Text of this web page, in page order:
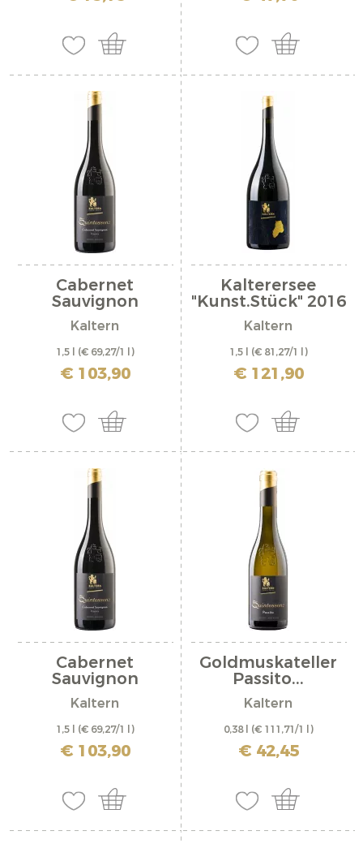
Cabernet
Sauvignon
Riserva...
Kaltern
1,5 l (€ 69,27/1 l)
inkl. MwSt. zzgl. Versandkosten
€ 103,90
Kalterersee
"Kunst.Stück" 2016
Kaltern
1,5 l (€ 81,27/1 l)
inkl. MwSt. zzgl. Versandkosten
€ 121,90
Cabernet
Sauvignon
Riserva...
Kaltern
1,5 l (€ 69,27/1 l)
inkl. MwSt. zzgl. Versandkosten
€ 103,90
Goldmuskateller
Passito...
Kaltern
0,38 l (€ 111,71/1 l)
inkl. MwSt. zzgl. Versandkosten
€ 42,45